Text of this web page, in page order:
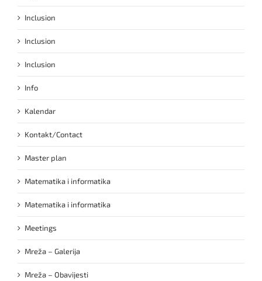
Inclusion
Inclusion
Inclusion
Info
Kalendar
Kontakt/Contact
Master plan
Matematika i informatika
Matematika i informatika
Meetings
Mreža – Galerija
Mreža – Obavijesti